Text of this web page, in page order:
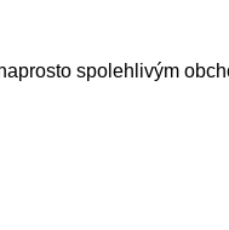
spolehlivým